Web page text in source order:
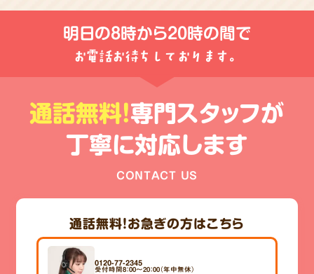
明日の8時から20時の間で
お電話お待ちしております。
通話無料!専門スタッフが
丁寧に対応します
CONTACT US
通話無料！お急ぎの方はこちら
0120-77-2345
受付時間8：00～20：00（年中無休）